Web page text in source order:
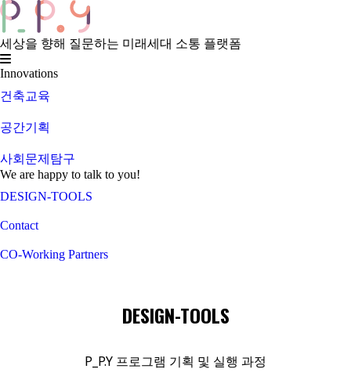
세상을 향해 질문하는 미래세대 소통 플랫폼
Innovations
건축교육
공간기획
사회문제탐구
We are happy to talk to you!
DESIGN-TOOLS
Contact
CO-Working Partners
DESIGN-TOOLS
P_P.Y 프로그램 기획 및 실행 과정